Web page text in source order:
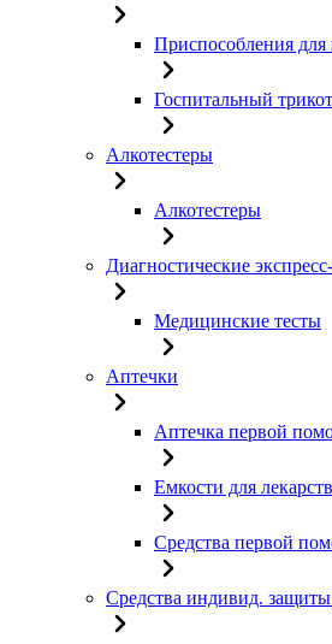
Приспособления для
Госпитальный
Алкотестеры
Алкотестеры
Диагностические
Медицинские тесты
Аптечки
Аптечка первой
Емкости для
Средства первой
Средства индивид.